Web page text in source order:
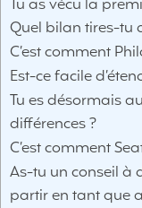
Tu as vécu la
Quel bilan tires-tu
C’est comment
Est-ce facile
Tu es désormais
différences ?
C’est comment
As-tu un conseil à
partir en tant que